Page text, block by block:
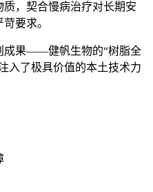
，契合慢病治疗对长期安
要求。
成果——健帆生物的“树脂全
入了极具价值的本土技术力